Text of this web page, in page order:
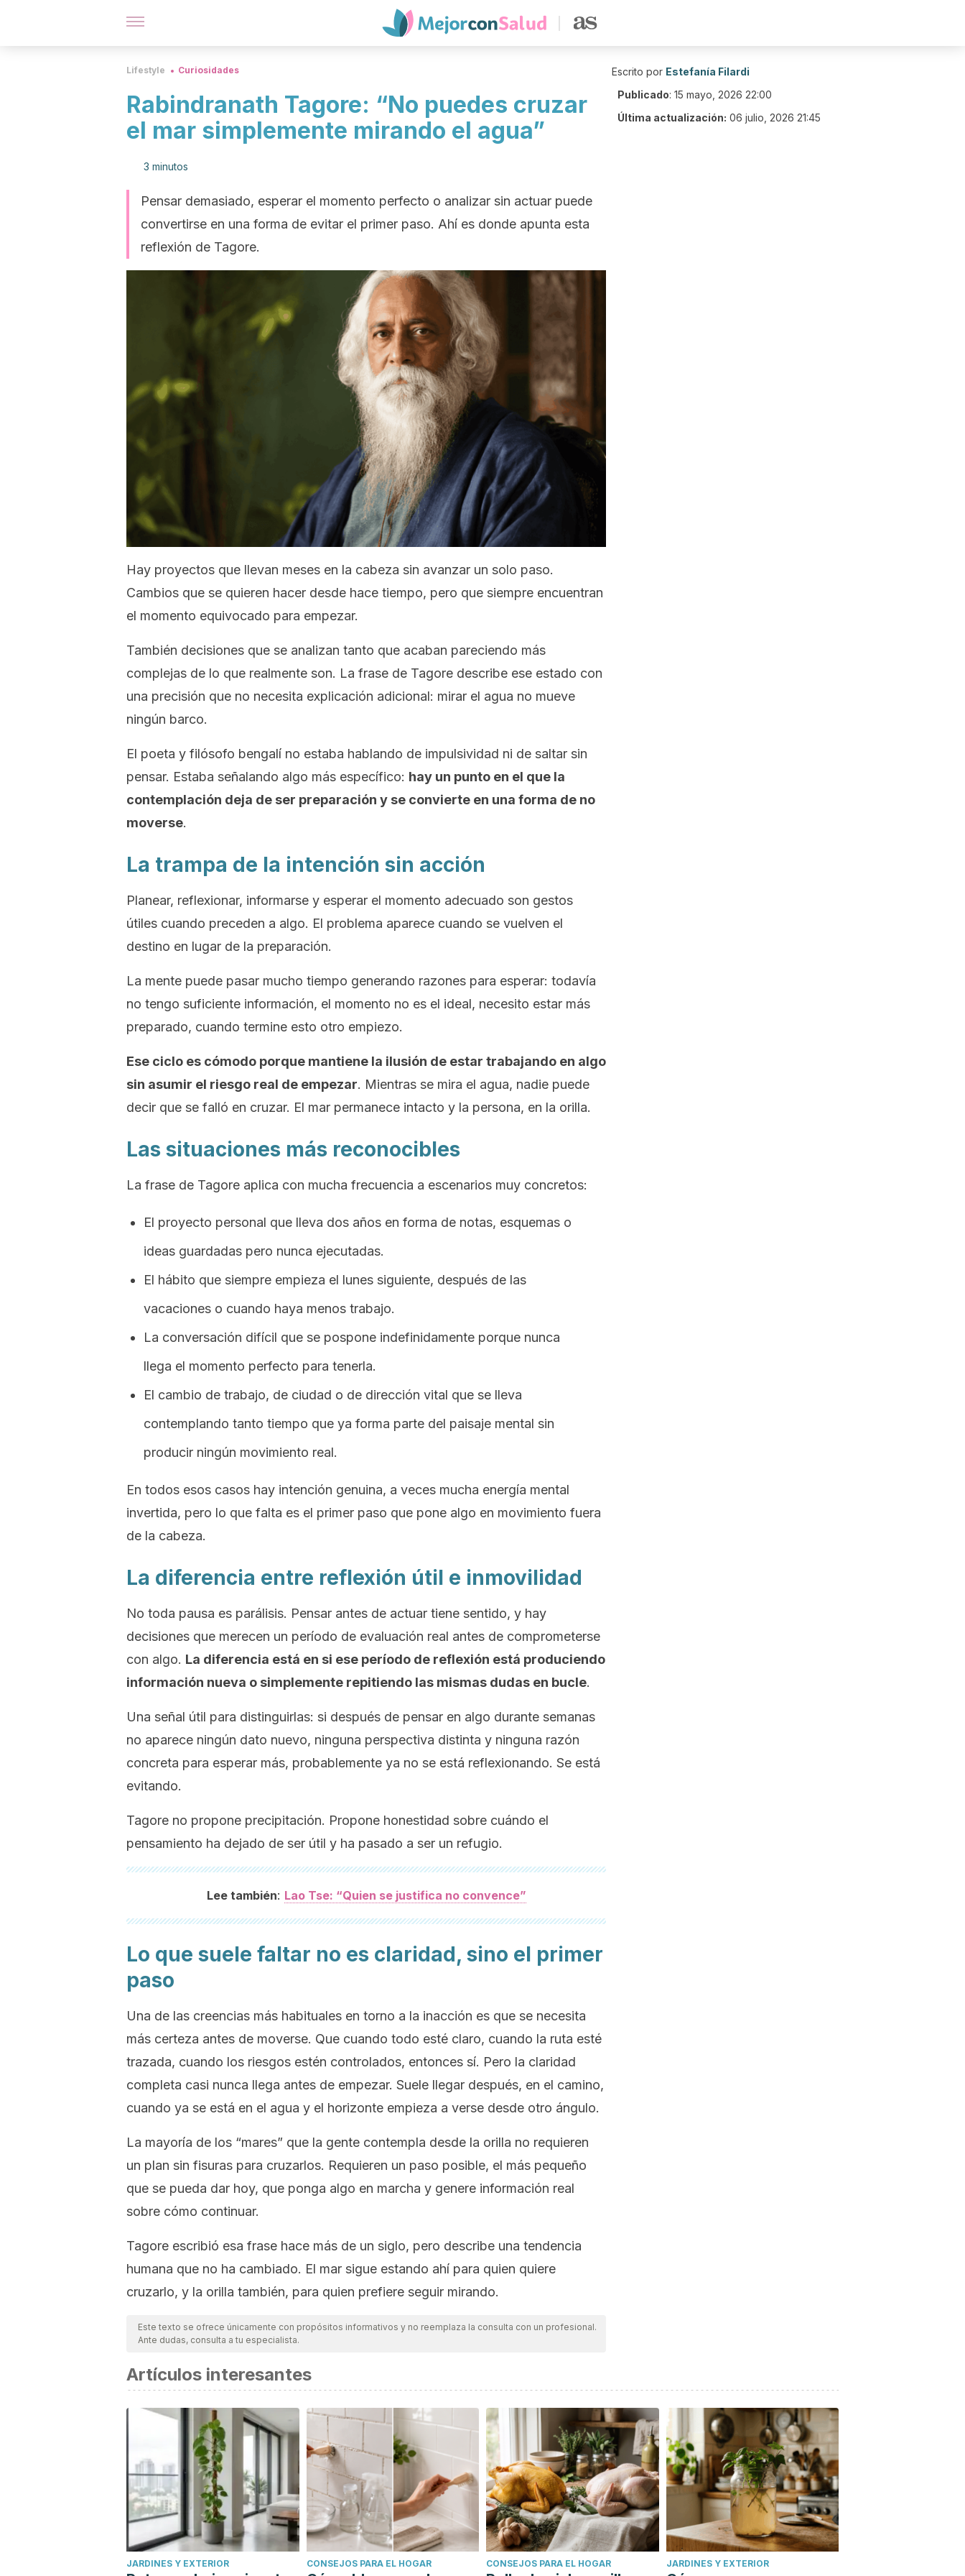
Lifestyle Curiosidades
Rabindranath Tagore: “No puedes cruzar
el mar simplemente mirando el agua”
3 minutos
Pensar demasiado, esperar el momento perfecto o analizar sin actuar puede
convertirse en una forma de evitar el primer paso. Ahí es donde apunta esta
reflexión de Tagore.
Hay proyectos que llevan meses en la cabeza sin avanzar un solo paso.
Cambios que se quieren hacer desde hace tiempo, pero que siempre encuentran
el momento equivocado para empezar.
También decisiones que se analizan tanto que acaban pareciendo más
complejas de lo que realmente son. La frase de Tagore describe ese estado con
una precisión que no necesita explicación adicional: mirar el agua no mueve
ningún barco.
El poeta y filósofo bengalí no estaba hablando de impulsividad ni de saltar sin
pensar. Estaba señalando algo más específico: hay un punto en el que la
contemplación deja de ser preparación y se convierte en una forma de no
moverse.
La trampa de la intención sin acción
Planear, reflexionar, informarse y esperar el momento adecuado son gestos
útiles cuando preceden a algo. El problema aparece cuando se vuelven el
destino en lugar de la preparación.
La mente puede pasar mucho tiempo generando razones para esperar: todavía
no tengo suficiente información, el momento no es el ideal, necesito estar más
preparado, cuando termine esto otro empiezo.
Ese ciclo es cómodo porque mantiene la ilusión de estar trabajando en algo
sin asumir el riesgo real de empezar. Mientras se mira el agua, nadie puede
decir que se falló en cruzar. El mar permanece intacto y la persona, en la orilla.
Las situaciones más reconocibles
La frase de Tagore aplica con mucha frecuencia a escenarios muy concretos:
El proyecto personal que lleva dos años en forma de notas, esquemas o
ideas guardadas pero nunca ejecutadas.
El hábito que siempre empieza el lunes siguiente, después de las
vacaciones o cuando haya menos trabajo.
La conversación difícil que se pospone indefinidamente porque nunca
llega el momento perfecto para tenerla.
El cambio de trabajo, de ciudad o de dirección vital que se lleva
contemplando tanto tiempo que ya forma parte del paisaje mental sin
producir ningún movimiento real.
En todos esos casos hay intención genuina, a veces mucha energía mental
invertida, pero lo que falta es el primer paso que pone algo en movimiento fuera
de la cabeza.
La diferencia entre reflexión útil e inmovilidad
No toda pausa es parálisis. Pensar antes de actuar tiene sentido, y hay
decisiones que merecen un período de evaluación real antes de comprometerse
con algo. La diferencia está en si ese período de reflexión está produciendo
información nueva o simplemente repitiendo las mismas dudas en bucle.
Una señal útil para distinguirlas: si después de pensar en algo durante semanas
no aparece ningún dato nuevo, ninguna perspectiva distinta y ninguna razón
concreta para esperar más, probablemente ya no se está reflexionando. Se está
evitando.
Tagore no propone precipitación. Propone honestidad sobre cuándo el
pensamiento ha dejado de ser útil y ha pasado a ser un refugio.
Lee también: Lao Tse: “Quien se justifica no convence”
Lo que suele faltar no es claridad, sino el primer
paso
Una de las creencias más habituales en torno a la inacción es que se necesita
más certeza antes de moverse. Que cuando todo esté claro, cuando la ruta esté
trazada, cuando los riesgos estén controlados, entonces sí. Pero la claridad
completa casi nunca llega antes de empezar. Suele llegar después, en el camino,
cuando ya se está en el agua y el horizonte empieza a verse desde otro ángulo.
La mayoría de los “mares” que la gente contempla desde la orilla no requieren
un plan sin fisuras para cruzarlos. Requieren un paso posible, el más pequeño
que se pueda dar hoy, que ponga algo en marcha y genere información real
sobre cómo continuar.
Tagore escribió esa frase hace más de un siglo, pero describe una tendencia
humana que no ha cambiado. El mar sigue estando ahí para quien quiere
cruzarlo, y la orilla también, para quien prefiere seguir mirando.
Este texto se ofrece únicamente con propósitos informativos y no reemplaza la consulta con un profesional.
Ante dudas, consulta a tu especialista.
Escrito por Estefanía Filardi
Publicado: 15 mayo, 2026 22:00
Última actualización: 06 julio, 2026 21:45
Artículos interesantes
JARDINES Y EXTERIOR CONSEJOS PARA EL HOGAR CONSEJOS PARA EL HOGAR JARDINES Y EXTERIOR